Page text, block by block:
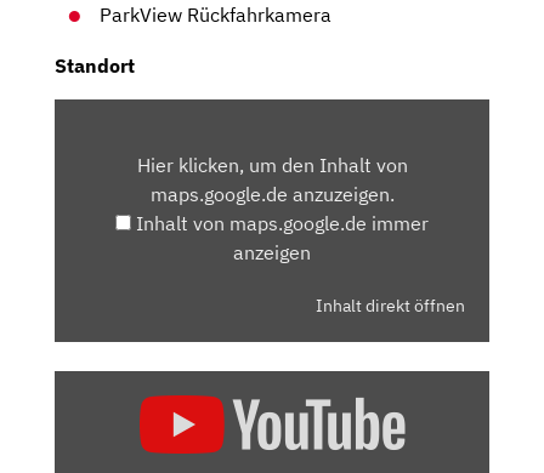
ParkView Rückfahrkamera
Standort
MAPS.GOOGLE.DEHier klicken, um den Inhalt von
maps.google.de anzuzeigen.
Inhalt von maps.google.de immer
anzeigen
Inhalt direkt öffnen
COMPASS